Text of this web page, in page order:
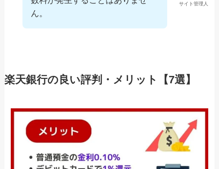
サイト管理人
ん。
楽天銀行の良い評判・メリット【7選】